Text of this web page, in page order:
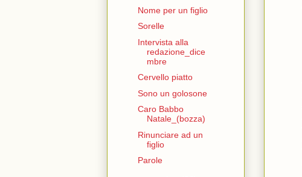
Nome per un figlio
Sorelle
Intervista alla
redazione_dice
mbre
Cervello piatto
Sono un golosone
Caro Babbo
Natale_(bozza)
Rinunciare ad un
figlio
Parole